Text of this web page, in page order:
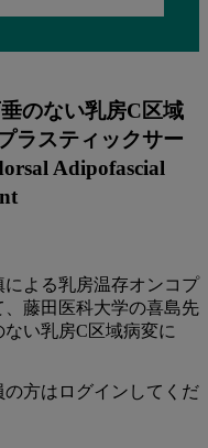
のない乳房C区域
ラスティックサー
Adipofascial
よる乳房温存オンコプ
藤⽥医科⼤学の喜島先
い乳房C区域病変に
方はログインしてくだ